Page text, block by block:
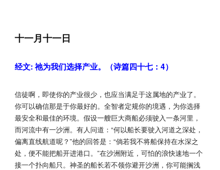
十一月十一日
经文: 祂为我们选择产业。（诗篇四十七：4）
信徒啊，即使你的产业很少，也应当满足于这属地的产业了。
你可以确信那是于你最好的。全智者定规你的境遇，为你选择
最安全和最佳的环境。假设一艘巨大商船必须驶入一条河里，
而河流中有一沙洲。有人问道：“何以船长要驶入河道之深处，
偏离直线航道呢？”他的回答是：“倘若我不将船保持在水深之
处，便不能把船开进港口。”在沙洲附近，可怕的浪快速地一个
接一个扑向船只。神圣的船长若不领你避开沙洲，你可能搁浅